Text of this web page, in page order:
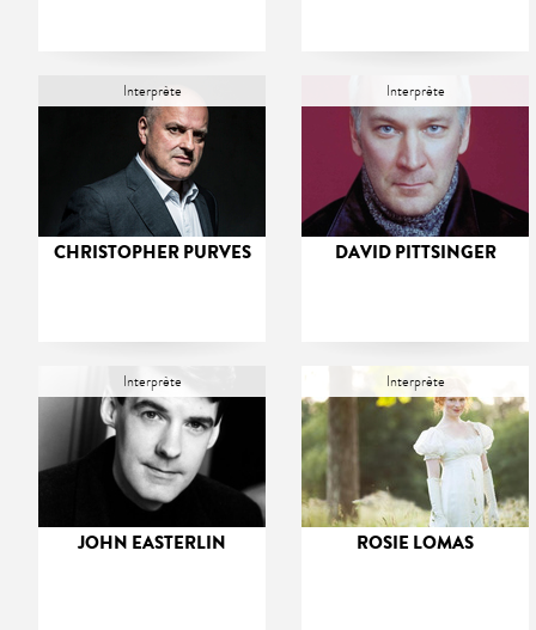
Interprète
CHRISTOPHER PURVES
Interprète
DAVID PITTSINGER
Interprète
JOHN EASTERLIN
Interprète
ROSIE LOMAS